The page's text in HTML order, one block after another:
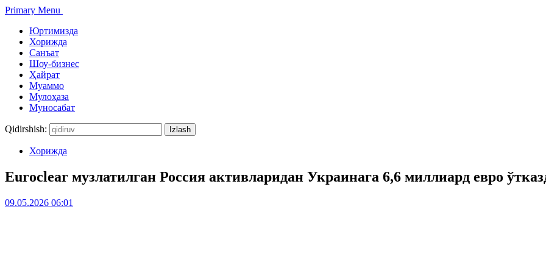
Primary Menu
Юртимизда
Хорижда
Санъат
Шоу-бизнес
Ҳайрат
Муаммо
Мулоҳаза
Муносабат
Qidirshish:
Хорижда
Euroclear музлатилган Россия активларидан Украинага 6,6 миллиард евро
09.05.2026 06:01